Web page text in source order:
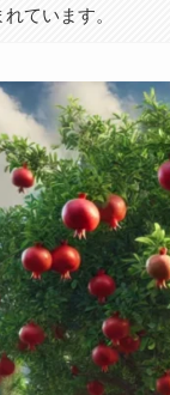
ています。